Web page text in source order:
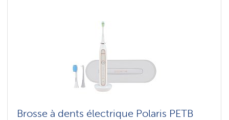
Brosse à dents électrique Polaris PETB